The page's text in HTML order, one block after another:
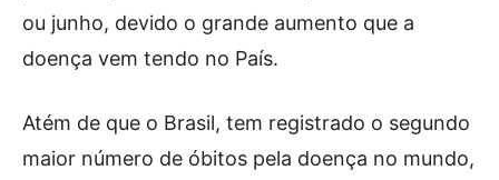
ou junho, devido o grande aumento que a
doença vem tendo no País.
Atém de que o Brasil, tem registrado o segundo
maior número de óbitos pela doença no mundo,